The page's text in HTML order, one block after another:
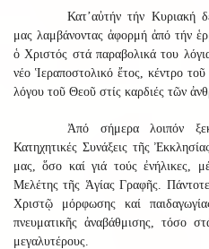
Κατ’αὐτήν τήν Κυριακή
μας λαμβάνοντας ἀφορμή ἀπό τήν
ὁ Χριστός στά παραβολικά του
νέο Ἱεραποστολικό ἔτος, κέντρο
λόγου τοῦ Θεοῦ στίς καρδιές τῶν
Ἀπό σήμερα λοιπόν
Κατηχητικές Συνάξεις τῆς
μας, ὅσο καί γιά τούς ἐνήλικες,
Μελέτης τῆς Ἁγίας Γραφῆς.
Χριστῷ μόρφωσης καί
πνευματικῆς ἀναβάθμισης, τόσο
μεγαλυτέρους.